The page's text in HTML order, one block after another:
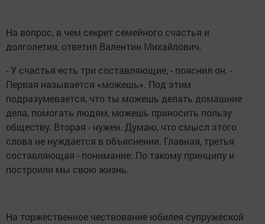
На вопрос, в чем секрет семейного счастья и
долголетия, ответил Валентин Михайлович.
- У счастья есть три составляющие, - пояснил он. -
Первая называется «можешь». Под этим
подразумевается, что ты можешь делать домашние
дела, помогать людям, можешь приносить пользу
обществу. Вторая - нужен. Думаю, что смысл этого
слова не нуждается в объяснении. Главная, третья
составляющая - понимание. По такому принципу и
построили мы свою жизнь.
На торжественное чествование юбилея супружеской